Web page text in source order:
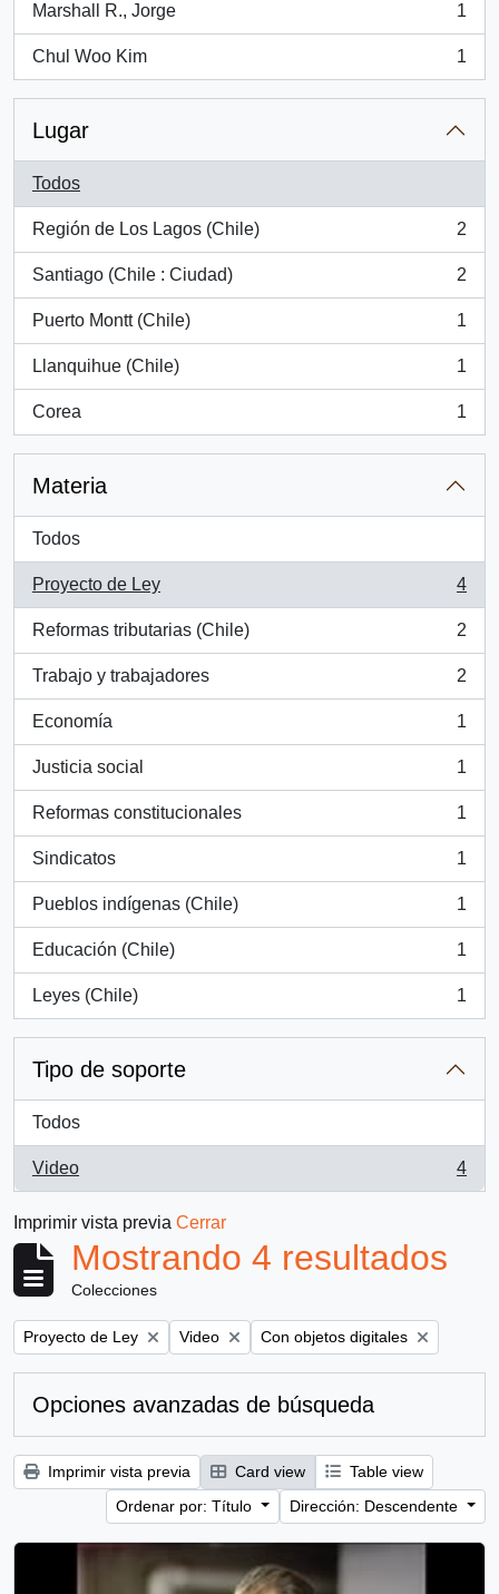
Marshall R., Jorge
, 1 resultados
1
Chul Woo Kim
, 1 resultados
1
Lugar
Todos
Región de Los Lagos (Chile)
, 2 resultados
2
Santiago (Chile : Ciudad)
, 2 resultados
2
Puerto Montt (Chile)
, 1 resultados
1
Llanquihue (Chile)
, 1 resultados
1
Corea
, 1 resultados
1
Materia
Todos
Proyecto de Ley
, 4 resultados
4
Reformas tributarias (Chile)
, 2 resultados
2
Trabajo y trabajadores
, 2 resultados
2
Economía
, 1 resultados
1
Justicia social
, 1 resultados
1
Reformas constitucionales
, 1 resultados
1
Sindicatos
, 1 resultados
1
Pueblos indígenas (Chile)
, 1 resultados
1
Educación (Chile)
, 1 resultados
1
Leyes (Chile)
, 1 resultados
1
Tipo de soporte
Todos
Video
, 4 resultados
4
Imprimir vista previa Cerrar
Mostrando 4 resultados
Colecciones
Remove filter:
Proyecto de Ley Remove filter:
Video Remove filter:
Con objetos digitales
Opciones avanzadas de búsqueda
Imprimir vista previa Card view
Table view
Ordenar por: Título
Dirección: Descendente